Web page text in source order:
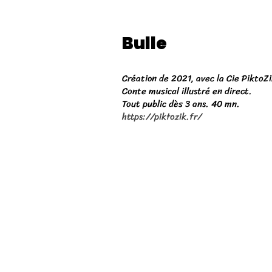
Création de 2021, avec la Cie
Conte musical illustré en direct.
Tout public dès 3 ans. 40 mn.
https://piktozik.fr/
Bulle